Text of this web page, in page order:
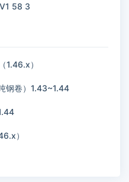
58 3
1.46.x）
钢卷）1.43~1.44
）